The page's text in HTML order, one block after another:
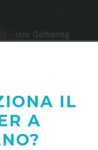
IL
A